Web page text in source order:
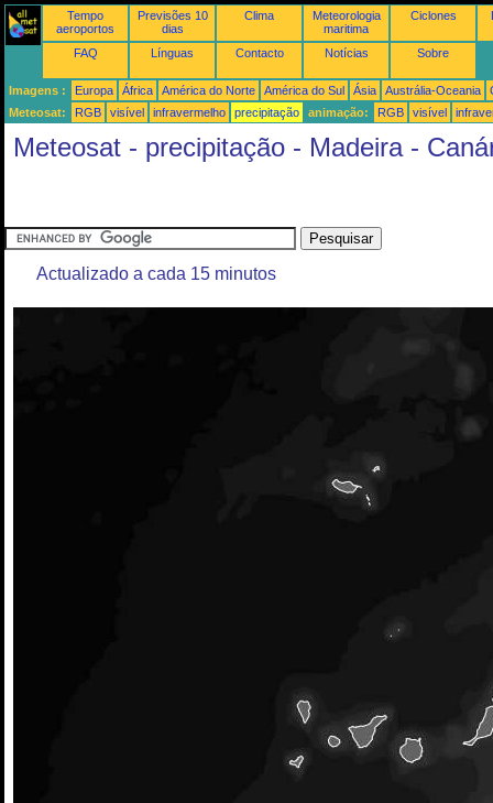
Tempo
aeroportos
Previsões 10
dias
Clima
Meteorologia
maritima
Ciclones
FAQ Línguas Contacto Notícias Sobre
Imagens : Europa África América do Norte América do Sul Ásia Austrália-Oceania
Meteosat:
RGB visível infravermelho precipitação animação: RGB visível
Meteosat - precipitação - Madeira -
Actualizado a cada 15 minutos